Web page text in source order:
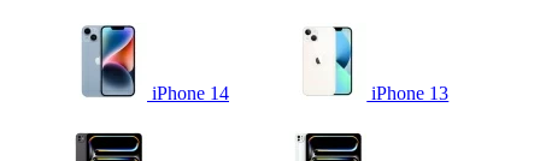
iPhone 14 iPhone 13